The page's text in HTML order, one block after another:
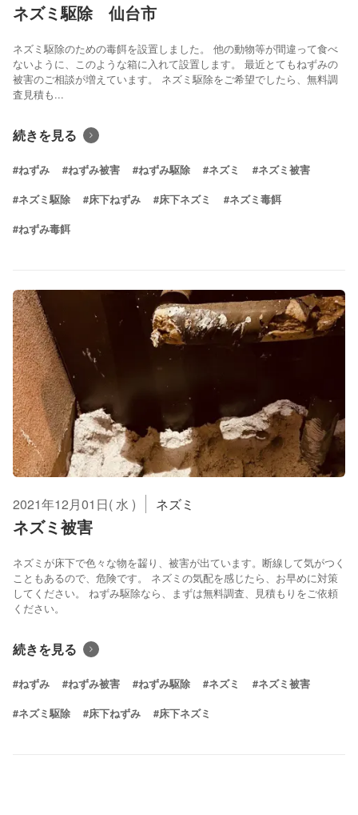
ネズミ駆除 仙台市
ネズミ駆除のための毒餌を設置しました。 他の動物等が間違って食べ
ないように、このような箱に入れて設置します。 最近とてもねずみの
被害のご相談が増えています。 ネズミ駆除をご希望でしたら、無料調
査見積も...
続きを見る
#ねずみ #ねずみ被害 #ねずみ駆除 #ネズミ #ネズミ被害
#ネズミ駆除 #床下ねずみ #床下ネズミ #ネズミ毒餌
#ねずみ毒餌
2021年12月01日( 水 ) ネズミ
ネズミ被害
ネズミが床下で色々な物を齧り、被害が出ています。断線して気がつく
こともあるので、危険です。 ネズミの気配を感じたら、お早めに対策
してください。 ねずみ駆除なら、まずは無料調査、見積もりをご依頼
ください。
続きを見る
#ねずみ #ねずみ被害 #ねずみ駆除 #ネズミ #ネズミ被害
#ネズミ駆除 #床下ねずみ #床下ネズミ